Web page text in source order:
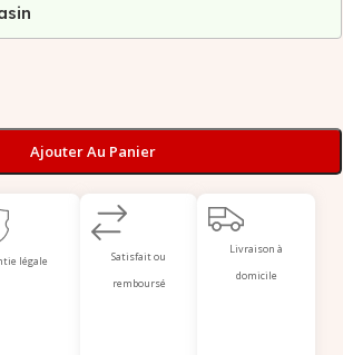
Ajouter Au Panier
légale
Satisfait ou
remboursé
Livraison à
domicile